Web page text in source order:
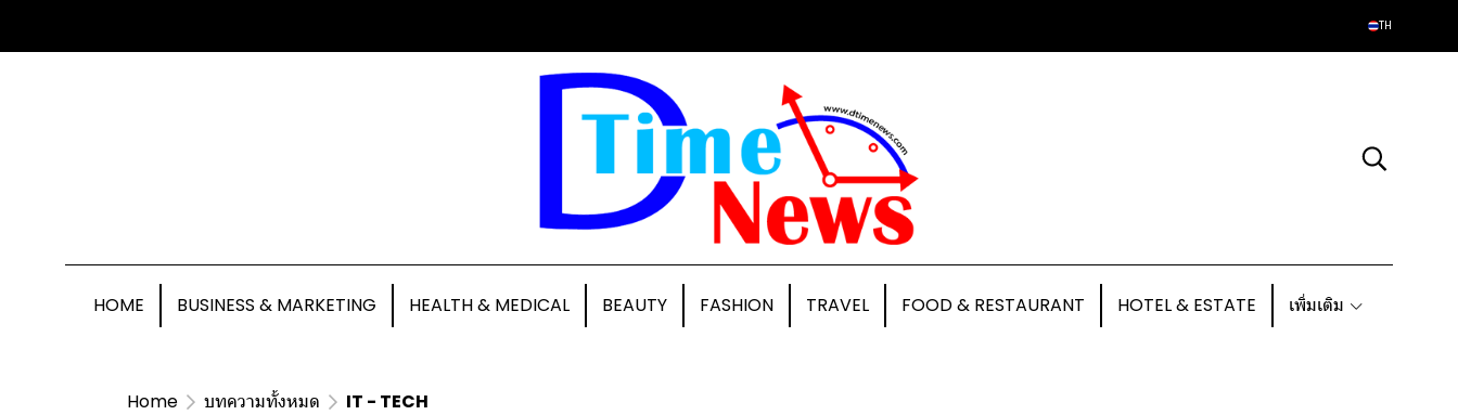
TH
HOME BUSINESS & MARKETING HEALTH & MEDICAL BEAUTY FASHION TRAVEL FOOD & RESTAURANT HOTEL & ESTATE เพิ่มเติม
Home บทความทั้งหมด IT - TECH